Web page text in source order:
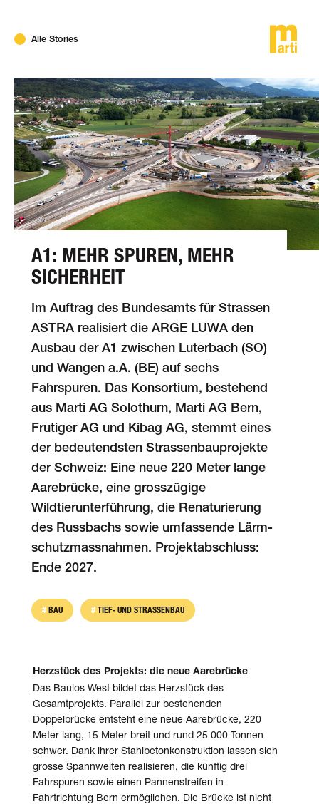
Alle Stories
A1: MEHR SPUREN, MEHR
SICHERHEIT
Im Auftrag des Bundesamts für Strassen
ASTRA realisiert die ARGE LUWA den
Ausbau der A1 zwischen Luterbach (SO)
und Wangen a.A. (BE) auf sechs
Fahrspuren. Das Konsortium, bestehend
aus Marti AG Solothurn, Marti AG Bern,
Frutiger AG und Kibag AG, stemmt eines
der bedeutendsten Strassenbauprojekte
der Schweiz: Eine neue 220 Meter lange
Aarebrücke, eine grosszügige
Wildtierunterführung, die Renaturierung
des Russbachs sowie umfassende Lärm­
schutz­massnahmen. Projektabschluss:
Ende 2027.
BAU TIEF- UND STRASSENBAU
Herzstück des Projekts: die neue Aarebrücke
Das Baulos West bildet das Herzstück des
Gesamtprojekts. Parallel zur bestehenden
Doppelbrücke entsteht eine neue Aarebrücke, 220
Meter lang, 15 Meter breit und rund 25 000 Tonnen
schwer. Dank ihrer Stahlbetonkonstruktion lassen sich
grosse Spannweiten realisieren, die künftig drei
Fahrspuren sowie einen Pannen­streifen in
Fahrtrichtung Bern ermöglichen. Die Brücke ist nicht